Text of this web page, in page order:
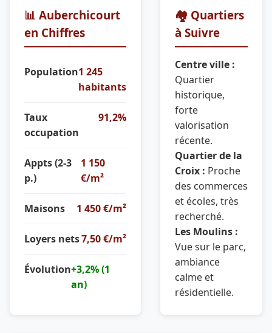
📊 Auberchicourt
en Chiffres
Population1 245
habitants
Taux
occupation
91,2%
Appts (2-3
p.)
1 150
€/m²
Maisons 1 450 €/m²
Loyers nets7,50 €/m²
Évolution+3,2% (1
an)
🏘️ Quartiers
à Suivre
Centre ville :
Quartier
historique,
forte
valorisation
récente.
Quartier de la
Croix : Proche
des commerces
et écoles, très
recherché.
Les Moulins :
Vue sur le parc,
ambiance
calme et
résidentielle.